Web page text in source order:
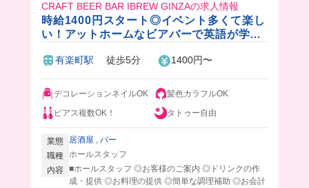
CRAFT BEER BAR IBREW GINZAの求人情報
時給1400円スタート◎イベント多くて楽し
い！アットホームなビアバーで英語が学べ
す🍻有楽町駅 徒歩5分 1400円〜
デコレーションネイルOK
髪色カラフルOK
ピアス複数OK！
タトゥー自由
業態 居酒屋 , バー
職種 ホールスタッフ
内容 ■ホールスタッフ ◎お客様のご案内 ◎ドリンクの作
成・提供 ◎お料理の提供 ◎簡単な調理補助 ◎お会計